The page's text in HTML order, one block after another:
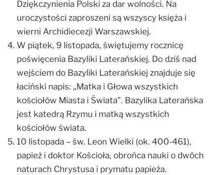
Dziękczynienia Polski za dar wolności. Na
uroczystości zaproszeni są wszyscy księża i
wierni Archidiecezji Warszawskiej.
W piątek, 9 listopada, świętujemy rocznicę
poświęcenia Bazyliki Laterańskiej. Do dziś nad
wejściem do Bazyliki Laterańskiej znajduje się
łaciński napis: „Matka i Głowa wszystkich
kościołów Miasta i Świata”. Bazylika Laterańska
jest katedrą Rzymu i matką wszystkich
kościołów świata.
10 listopada – św. Leon Wielki (ok. 400-461),
papież i doktor Kościoła, obrońca nauki o dwóch
naturach Chrystusa i prymatu papieża.